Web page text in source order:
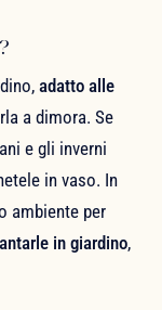
adatto alle
a dimora. Se
e gli inverni
in vaso. In
ambiente per
in giardino,